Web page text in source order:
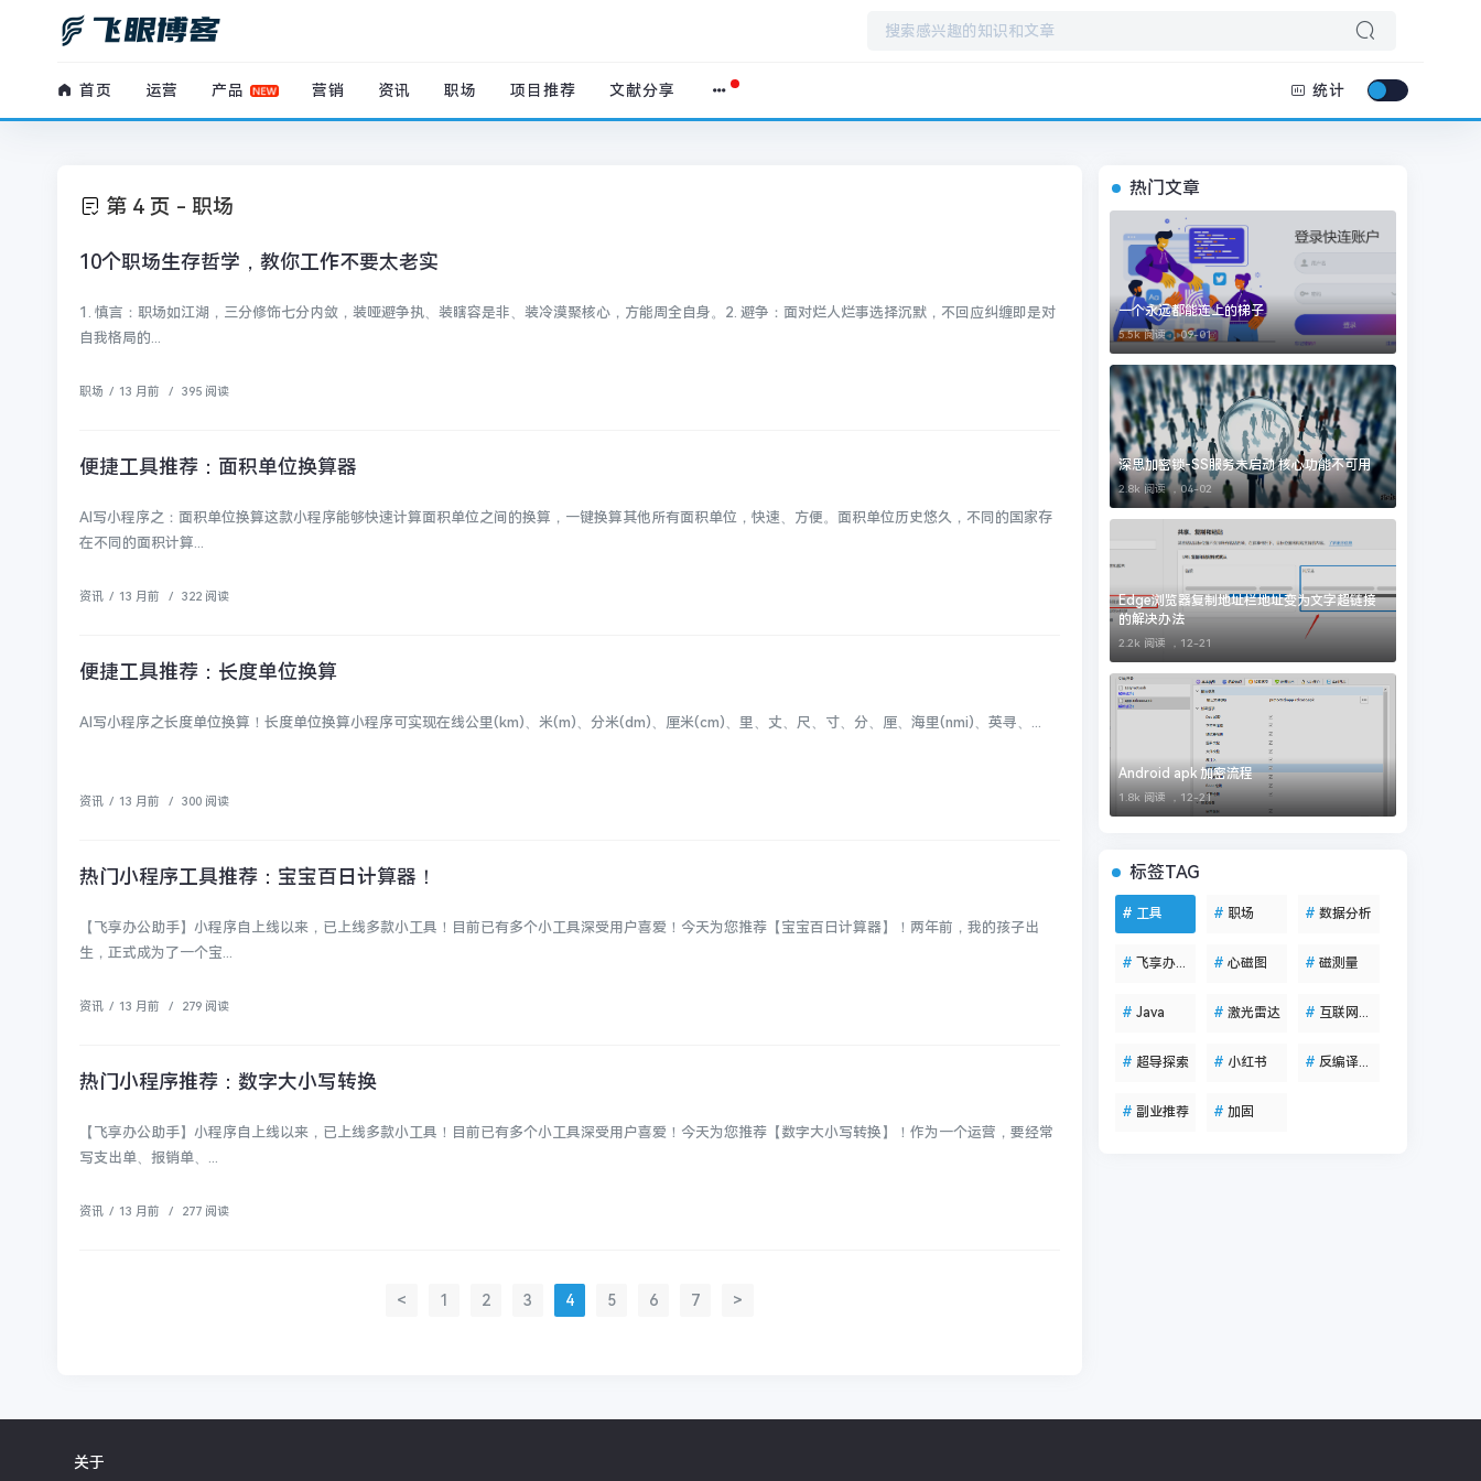
首页 运营 产品 营销 资讯 职场 项目推荐 文献分享 统计
第 4 页 - 职场
10个职场生存哲学，教你工作不要太老实
1. 慎言：职场如江湖，三分修饰七分内敛，装哑避争执、装瞎容是非、装冷漠聚核心，方能周全自身。2. 避争：面对烂人烂事选择沉默，不回应纠缠即是对
自我格局的...
职场 / 13 月前 / 395 阅读
便捷工具推荐：面积单位换算器
AI写小程序之：面积单位换算这款小程序能够快速计算面积单位之间的换算，一键换算其他所有面积单位，快速、方便。面积单位历史悠久，不同的国家存
在不同的面积计算...
资讯 / 13 月前 / 322 阅读
便捷工具推荐：长度单位换算
AI写小程序之长度单位换算！长度单位换算小程序可实现在线公里(km)、米(m)、分米(dm)、厘米(cm)、里、丈、尺、寸、分、厘、海里(nmi)、英寻、...
资讯 / 13 月前 / 300 阅读
热门小程序工具推荐：宝宝百日计算器！
【飞享办公助手】小程序自上线以来，已上线多款小工具！目前已有多个小工具深受用户喜爱！今天为您推荐【宝宝百日计算器】！两年前，我的孩子出
生，正式成为了一个宝...
资讯 / 13 月前 / 279 阅读
热门小程序推荐：数字大小写转换
【飞享办公助手】小程序自上线以来，已上线多款小工具！目前已有多个小工具深受用户喜爱！今天为您推荐【数字大小写转换】！作为一个运营，要经常
写支出单、报销单、...
资讯 / 13 月前 / 277 阅读
< 1 2 3 4 5 6 7 >
热门文章
一个永远都能连上的梯子
5.5k 阅读 ，09-01
深思加密锁-SS服务未启动 核心功能不可用
2.8k 阅读 ，04-02
Edge浏览器复制地址栏地址变为文字超链接
的解决办法
2.2k 阅读 ， 12-21
Android apk 加密流程
1.8k 阅读 ， 12-21
标签TAG
# 工具 # 职场 # 数据分析
# 飞享办公助手 # 心磁图 # 磁测量
# Java # 激光雷达 # 互联网资讯
# 超导探索 # 小红书 # 反编译工具
# 副业推荐 # 加固
关于